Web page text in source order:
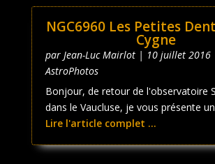
NGC6960 Les Petites
Cygne
par Jean-Luc Mairlot| 10 juillet 2016
AstroPhotos
Bonjour, de retour de l'observatoire
dans le Vaucluse, je vous présente
Lire l'article complet ...